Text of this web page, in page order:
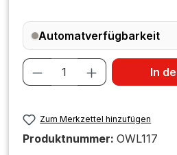
Automatverfügbarkeit
Produkt Anzahl: Gib
In
Zum Merkzettel hinzufügen
Produktnummer: OWL117